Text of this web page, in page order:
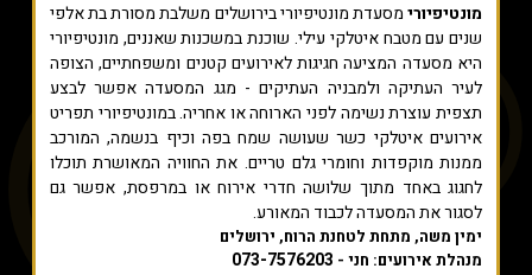
מונטיפיורימסעדת מונטיפיורי בירושלים משלבת מסורת בת אלפי
שנים עם מטבח איטלקי עילי. שוכנת במשכנות שאננים, מונטיפיורי
היא מסעדה המציעה חגיגות לאירועים קטנים ומשפחתיים, הצופה
לעיר העתיקה ולמבניה העתיקים - מגג המסעדה אפשר לבצע
תצפית עוצרת נשימה לפני הארוחה או אחריה. במונטיפיורי תפריט
אירועים איטלקי כשר שעושה שמח בפה וכיף בנשמה, המורכב
ממנות מוקפדות וחומרי גלם טריים. את החוויה המאושרת תוכלו
לחגוג באחד מתוך שלושה חדרי אירוח או במרפסת, אפשר גם
לסגור את המסעדה לכבוד המאורע.
ימין משה, מתחת לטחנת הרוח, ירושלים
מנהלת אירועים: חני - 073-7576203